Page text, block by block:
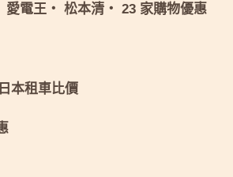
愛電王 ・ 松本清 ・ 23 家購物優惠
日本租車比價